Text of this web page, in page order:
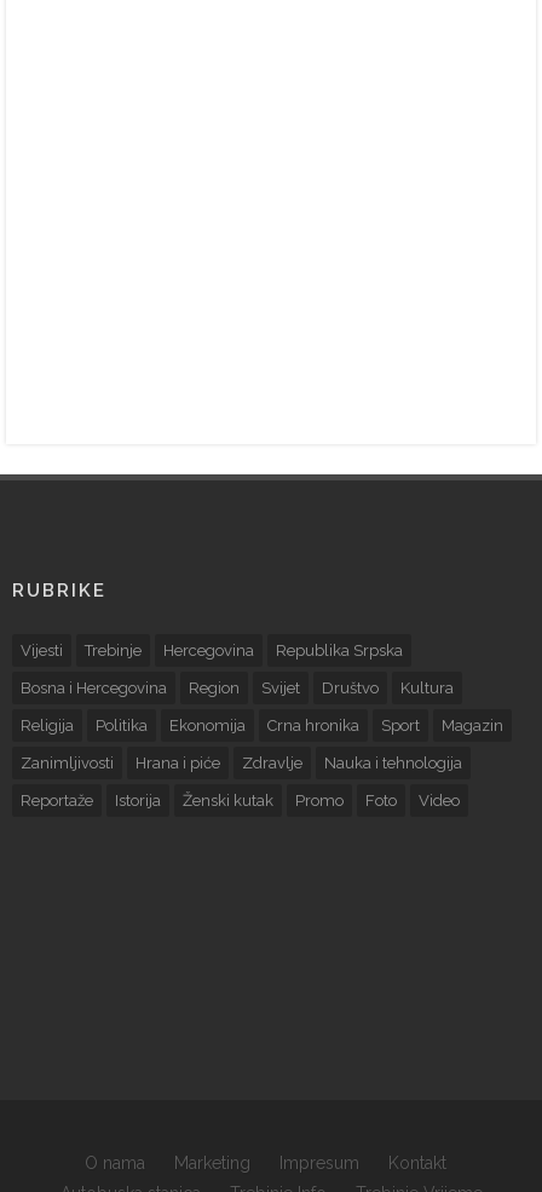
RUBRIKE
Vijesti Trebinje Hercegovina Republika Srpska
Bosna i Hercegovina Region Svijet Društvo Kultura
Religija Politika Ekonomija Crna hronika Sport Magazin
Zanimljivosti Hrana i piće Zdravlje Nauka i tehnologija
Reportaže Istorija Ženski kutak Promo Foto Video
O nama Marketing Impresum
Kontakt